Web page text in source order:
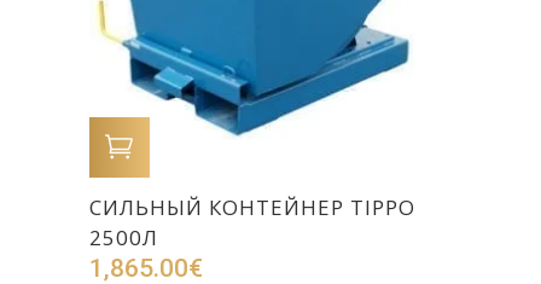
CИЛЬНЫЙ КОНТЕЙНЕР TIPPO
2500Л
1,865.00€